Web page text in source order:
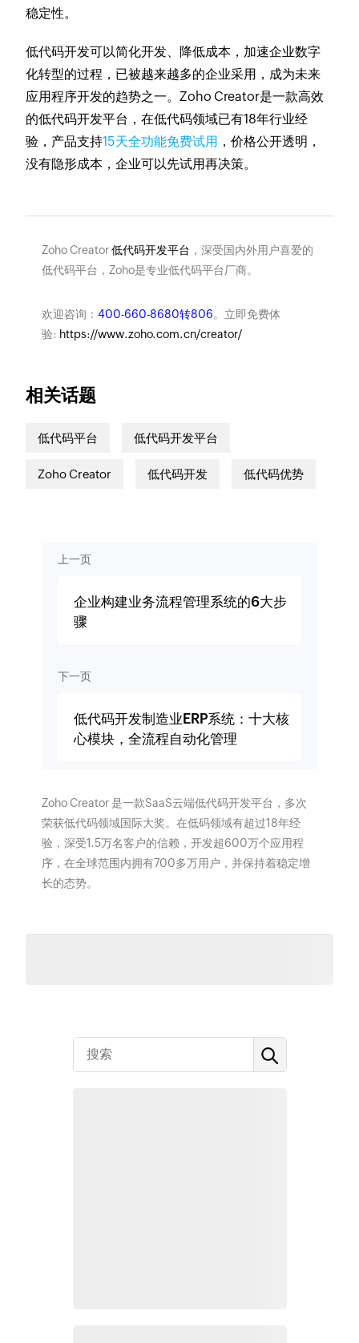
稳定性。
低代码开发可以简化开发、降低成本，加速企业数字
化转型的过程，已被越来越多的企业采用，成为未来
应用程序开发的趋势之一。Zoho Creator是一款高效
的低代码开发平台，在低代码领域已有18年行业经
验，产品支持15天全功能免费试用 ，价格公开透明，
没有隐形成本，企业可以先试用再决策。
Zoho Creator低代码开发平台 ，深受国内外用户喜爱的
低代码平台，Zoho是专业低代码平台厂商。
欢迎咨询： 400-660-8680转806。立即免费体
验: https://www.zoho.com.cn/creator/
相关话题
低代码平台 低代码开发平台
Zoho Creator 低代码开发 低代码优势
上一页
企业构建业务流程管理系统的6大步
骤
下一页
低代码开发制造业ERP系统：十大核
心模块，全流程自动化管理
Zoho Creator 是一款SaaS云端低代码开发平台，多次
荣获低代码领域国际大奖。在低码领域有超过18年经
验，深受1.5万名客户的信赖，开发超600万个应用程
序，在全球范围内拥有700多万用户，并保持着稳定增
长的态势。